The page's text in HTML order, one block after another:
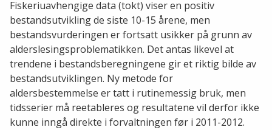
Fiskeriuavhengige data (tokt) viser en positiv
bestandsutvikling de siste 10-15 årene, men
bestandsvurderingen er fortsatt usikker på grunn av
alderslesingsproblematikken. Det antas likevel at
trendene i bestandsberegningene gir et riktig bilde av
bestandsutviklingen. Ny metode for
aldersbestemmelse er tatt i rutinemessig bruk, men
tidsserier må reetableres og resultatene vil derfor ikke
kunne inngå direkte i forvaltningen før i 2011-2012.